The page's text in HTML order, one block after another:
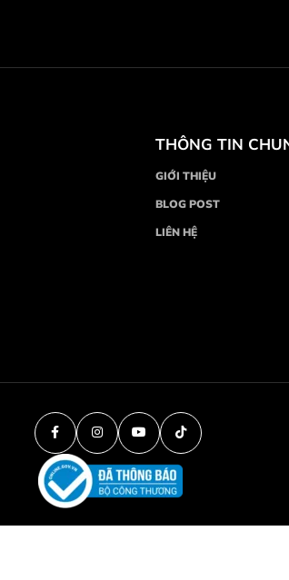
THÔNG TIN
GIỚI THIỆU
BLOG POST
LIÊN HỆ